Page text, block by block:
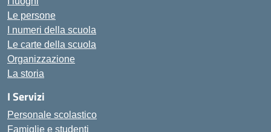
Le persone
I numeri della scuola
Le carte della scuola
Organizzazione
La storia
I Servizi
Personale scolastico
Famiglie e studenti